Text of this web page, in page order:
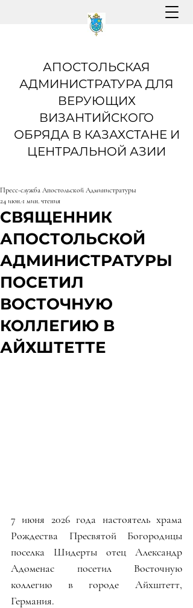
АПОСТОЛЬСКАЯ
АДМИНИСТРАТУРА ДЛЯ
ВЕРУЮЩИХ
ВИЗАНТИЙСКОГО
ОБРЯДА В КАЗАХСТАНЕ И
ЦЕНТРАЛЬНОЙ АЗИИ
СВЯЩЕННИК
АПОСТОЛЬСКОЙ
АДМИНИСТРАТУРЫ
ПОСЕТИЛ
ВОСТОЧНУЮ
КОЛЛЕГИЮ В
АЙХШТЕТТЕ
Пресс-служба Апостольской Администратуры
24 июн. 1 мин. чтения
7 июня 2026 года настоятель храма
Рождества Пресвятой Богородицы
поселка Шидерты отец Александр
Адоменас посетил Восточную
коллегию в городе Айхштетт,
Германия.